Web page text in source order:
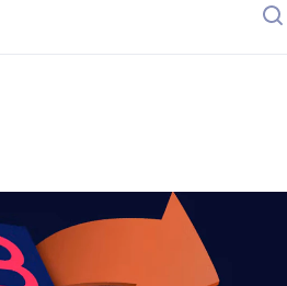
do seu ambiente de trabalho?